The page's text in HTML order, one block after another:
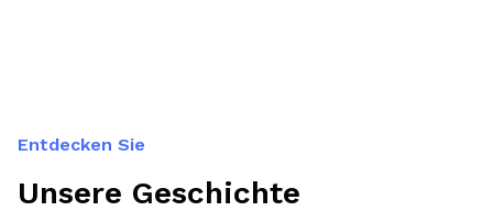
Entdecken Sie
Unsere Geschichte